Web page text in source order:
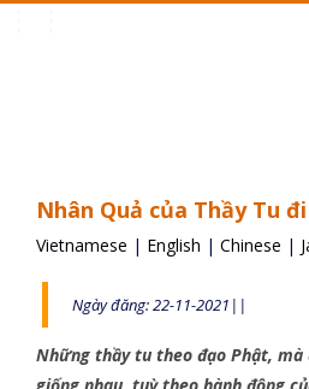
Nhân Quả của Thầy Tu
Vietnamese | English | Chinese |
Ngày đăng: 22-11-2021||
Những thầy tu theo đạo Phật, mà